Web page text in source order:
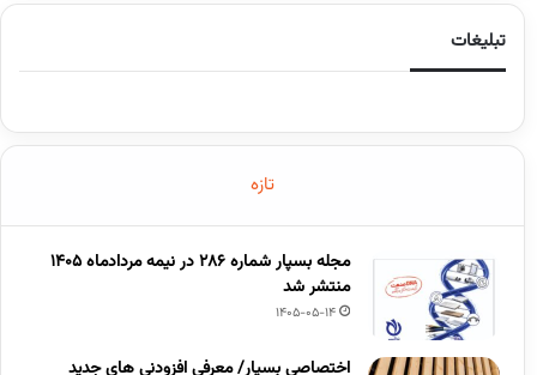
تبلیغات
تازه
مجله بسپار شماره 286 در نیمه مردادماه 1405
منتشر شد
1405-05-14
اختصاصی بسپار/ معرفی افزودنی های جدید